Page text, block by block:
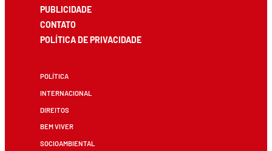
PUBLICIDADE
CONTATO
POLÍTICA DE PRIVACIDADE
POLÍTICA
INTERNACIONAL
DIREITOS
BEM VIVER
SOCIOAMBIENTAL